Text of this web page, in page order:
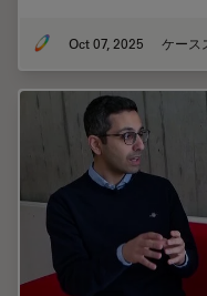
Oct 07, 2025 ケース